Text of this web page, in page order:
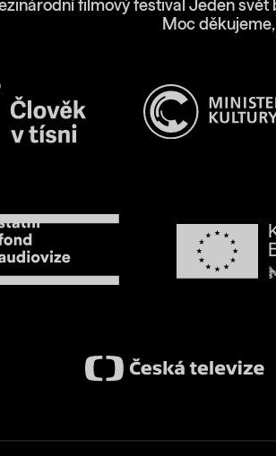
filmový festival Jeden
Moc